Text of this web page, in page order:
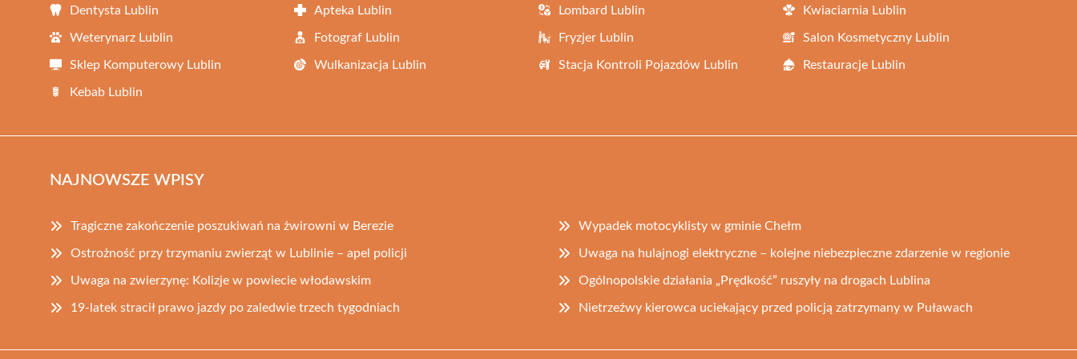
Dentysta Lublin Apteka Lublin Lombard Lublin Kwiaciarnia Lublin
Weterynarz Lublin Fotograf Lublin Fryzjer Lublin Salon Kosmetyczny Lublin
Sklep Komputerowy Lublin Wulkanizacja Lublin Stacja Kontroli Pojazdów Lublin Restauracje Lublin
Kebab Lublin
NAJNOWSZE WPISY
Tragiczne zakończenie poszukiwań na żwirowni w Berezie Wypadek motocyklisty w gminie Chełm
Ostrożność przy trzymaniu zwierząt w Lublinie – apel policji Uwaga na hulajnogi elektryczne – kolejne niebezpieczne zdarzenie w regionie
Uwaga na zwierzynę: Kolizje w powiecie włodawskim Ogólnopolskie działania „Prędkość” ruszyły na drogach Lublina
19-latek stracił prawo jazdy po zaledwie trzech tygodniach Nietrzeźwy kierowca uciekający przed policją zatrzymany w Puławach